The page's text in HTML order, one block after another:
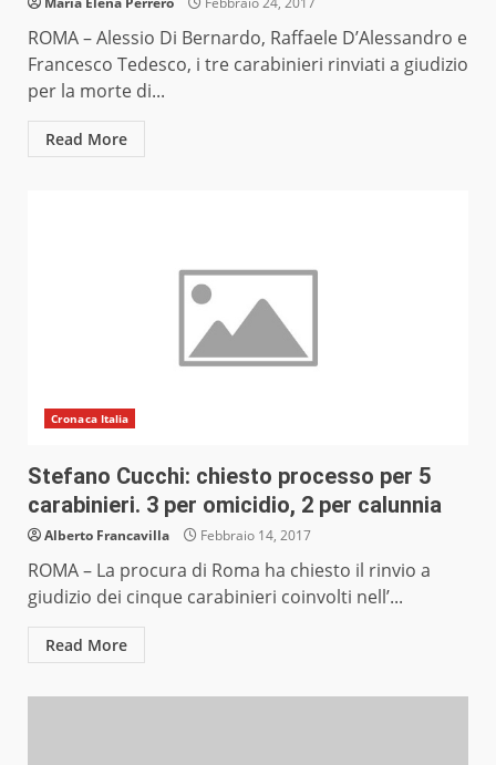
ROMA – Alessio Di Bernardo, Raffaele D’Alessandro e
Francesco Tedesco, i tre carabinieri rinviati a giudizio
per la morte di...
Read More
Cronaca Italia
Stefano Cucchi: chiesto processo per 5
carabinieri. 3 per omicidio, 2 per calunnia
Alberto Francavilla Febbraio 14, 2017
ROMA – La procura di Roma ha chiesto il rinvio a
giudizio dei cinque carabinieri coinvolti nell’...
Read More